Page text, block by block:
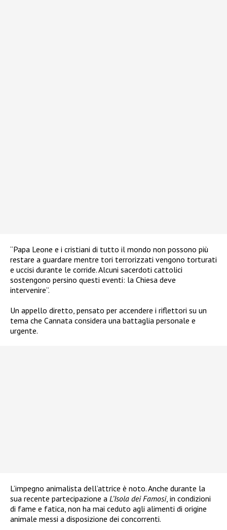
“Papa Leone e i cristiani di tutto il mondo non possono più
restare a guardare mentre tori terrorizzati vengono torturati
e uccisi durante le corride. Alcuni sacerdoti cattolici
sostengono persino questi eventi: la Chiesa deve
intervenire”.
Un appello diretto, pensato per accendere i riflettori su un
tema che Cannata considera una battaglia personale e
urgente.
L’impegno animalista dell’attrice è noto. Anche durante la
sua recente partecipazione a L’Isola dei Famosi, in condizioni
di fame e fatica, non ha mai ceduto agli alimenti di origine
animale messi a disposizione dei concorrenti.